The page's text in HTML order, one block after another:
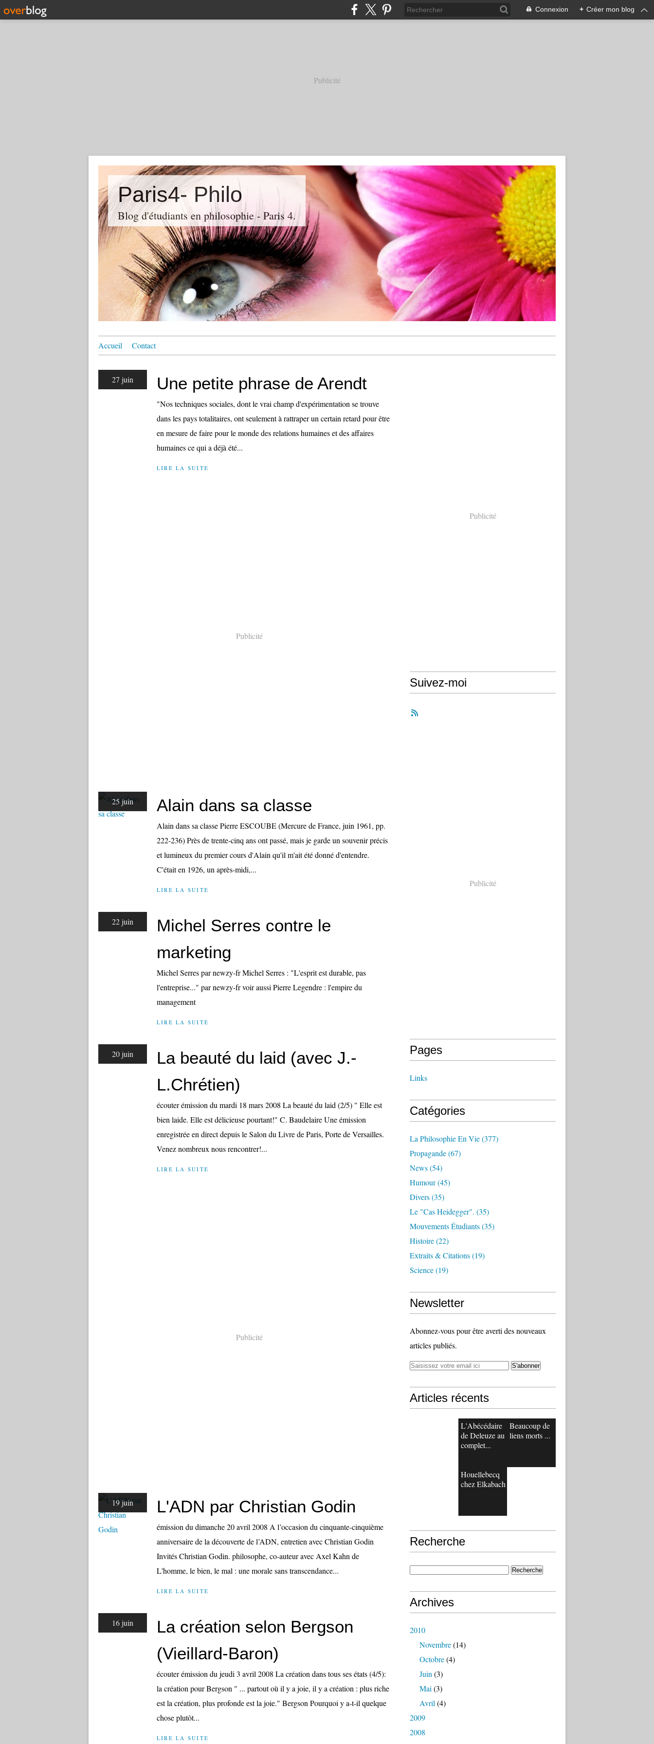
Connexion + Créer mon blog
Publicité
Paris4- Philo
Blog d'étudiants en philosophie - Paris 4.
Accueil Contact
27 juin Une petite phrase de Arendt
"Nos techniques sociales, dont le vrai champ d'expérimentation se trouve
dans les pays totalitaires, ont seulement à rattraper un certain retard pour être
en mesure de faire pour le monde des relations humaines et des affaires
humaines ce qui a déjà été...
LIRE LA SUITE
Publicité
25 juin Alain dans sa classe
Alain dans sa classe Pierre ESCOUBE (Mercure de France, juin 1961, pp.
222-236) Près de trente-cinq ans ont passé, mais je garde un souvenir précis
et lumineux du premier cours d'Alain qu'il m'ait été donné d'entendre.
C'était en 1926, un après-midi,...
LIRE LA SUITE
22 juin
Michel Serres contre le
marketing
Michel Serres par newzy-fr Michel Serres : "L'esprit est durable, pas
l'entreprise..." par newzy-fr voir aussi Pierre Legendre : l'empire du
management
LIRE LA SUITE
20 juin
La beauté du laid (avec J.-
L.Chrétien)
écouter émission du mardi 18 mars 2008 La beauté du laid (2/5) " Elle est
bien laide. Elle est délicieuse pourtant!" C. Baudelaire Une émission
enregistrée en direct depuis le Salon du Livre de Paris, Porte de Versailles.
Venez nombreux nous rencontrer!...
LIRE LA SUITE
Publicité
19 juin L'ADN par Christian Godin
émission du dimanche 20 avril 2008 A l’occasion du cinquante-cinquième
anniversaire de la découverte de l’ADN, entretien avec Christian Godin
Invités Christian Godin. philosophe, co-auteur avec Axel Kahn de
L'homme, le bien, le mal : une morale sans transcendance...
LIRE LA SUITE
16 juin
La création selon Bergson
(Vieillard-Baron)
écouter émission du jeudi 3 avril 2008 La création dans tous ses états (4/5):
la création pour Bergson " ... partout où il y a joie, il y a création : plus riche
est la création, plus profonde est la joie." Bergson Pourquoi y a-t-il quelque
chose plutôt...
LIRE LA SUITE
Publicité
Suivez-moi
Publicité
Pages
Links
Catégories
La Philosophie En Vie(377)
Propagande(67)
News(54)
Humour(45)
Divers(35)
Le "cas Heidegger". (35)
Mouvements Étudiants(35)
Histoire(22)
Extraits & Citations(19)
Science(19)
Newsletter
Abonnez-vous pour être averti des nouveaux
articles publiés.
Articles récents
L'Abécédaire
de Deleuze au
complet...
Beaucoup de
liens morts ...
Houellebecq
chez Elkabach
Recherche
Archives
2010
Novembre(14)
Octobre(4)
Juin (3)
Mai (3)
Avril (4)
2009
2008